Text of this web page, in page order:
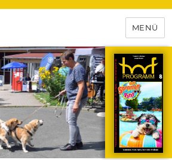
– das
für
MENÜ